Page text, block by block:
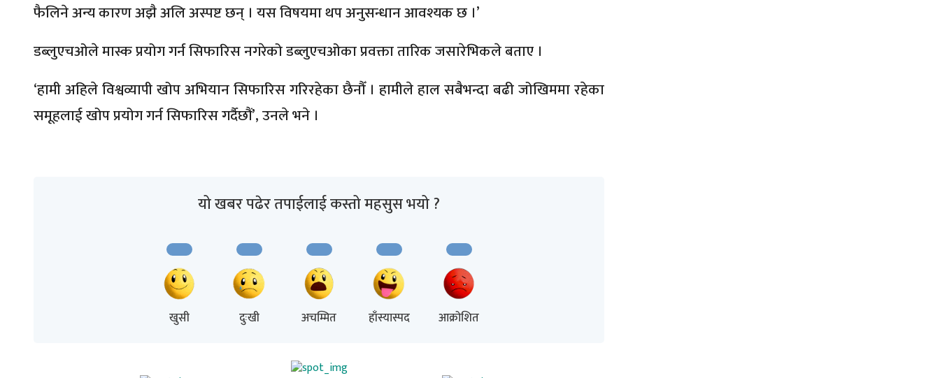
फैलिने अन्य कारण अझै अलि अस्पष्ट छन् । यस विषयमा थप अनुसन्धान आवश्यक छ ।’
डब्लुएचओले मास्क प्रयोग गर्न सिफारिस नगरेको डब्लुएचओका प्रवक्ता तारिक जसारेभिकले बताए ।
‘हामी अहिले विश्वव्यापी खोप अभियान सिफारिस गरिरहेका छैनौँ । हामीले हाल सबैभन्दा बढी जोखिममा रहेका
समूहलाई खोप प्रयोग गर्न सिफारिस गर्दैछौं’, उनले भने ।
यो खबर पढेर तपाईलाई कस्तो महसुस भयो ?
खुसी दुःखी अचम्मित हाँस्यास्पद आक्रोशित